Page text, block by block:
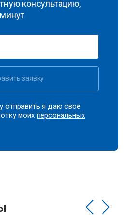
консультацию,
заявку
отправить я даю свое
моихперсональных